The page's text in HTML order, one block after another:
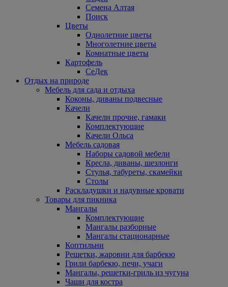
Семена Алтая
Поиск
Цветы
Однолетние цветы
Многолетние цветы
Комнатные цветы
Картофель
СеДек
Отдых на природе
Мебель для сада и отдыха
Коконы, диваны подвесные
Качели
Качели прочие, гамаки
Комплектующие
Качели Ольса
Мебель садовая
Наборы садовой мебели
Кресла, диваны, шезлонги
Стулья, табуреты, скамейки
Столы
Раскладушки и надувные кровати
Товары для пикника
Мангалы
Комплектующие
Мангалы разборные
Мангалы стационарные
Коптильни
Решетки, жаровни для барбекю
Грили барбекю, печи, учаги
Мангалы, решетки-гриль из чугуна
Чаши для костра